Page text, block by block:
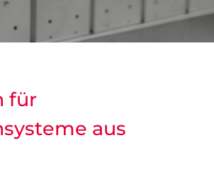
für
aus